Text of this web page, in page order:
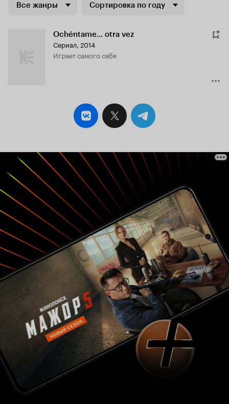
Все жанры Сортировка по году
Ochéntame... otra vez
Сериал, 2014
играет самого себя